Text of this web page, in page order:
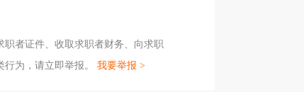
者证件、收取求职者财务、向求职
为，请立即举报。 我要举报 >